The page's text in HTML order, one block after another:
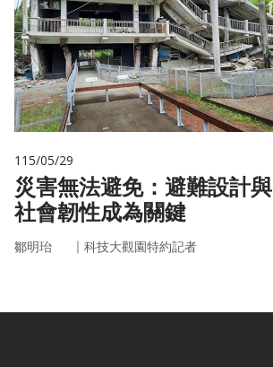
115/05/29
災害無法避免：避難設計與
社會韌性成為關鍵
鄒明珆 ｜ 科技大觀園特約記者